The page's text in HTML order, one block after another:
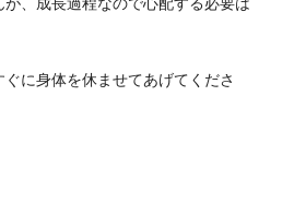
に身体を休ませてあげてくださ